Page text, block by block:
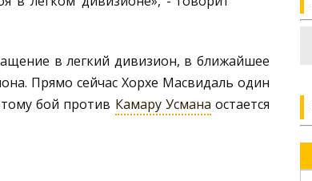
в легкий дивизион, в ближайшее
Прямо сейчас Хорхе Масвидаль один
бой против Камару Усмана остается